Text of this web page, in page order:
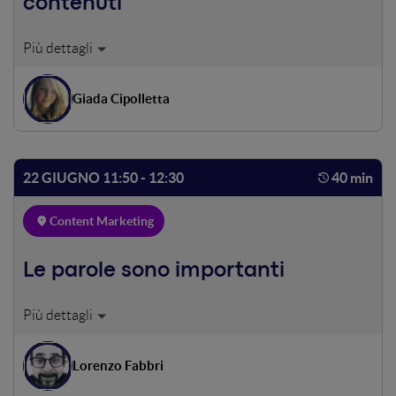
contenuti
Dai ritmo ai tuoi contenuti, sintonizzati con i tuoi utenti e
la search, fa dialogare con Alexa e Siri, alimenta le ciarle su
Whatsapp, racconta storie attraverso gli audiolibri, fa
ballare con le web radio, promuove, educa e diverte
contenuti.
Giada Cipolletta
22 GIUGNO 11:50 - 12:30 40 min
Content Marketing
Le parole sono importanti
Cambiare il linguaggio della Pubblica Amministrazione
Designers Italia, Docs Italia e Forum Italia per trasformare
il linguaggio, introdurre standard di ux writing e di tech
Lorenzo Fabbri